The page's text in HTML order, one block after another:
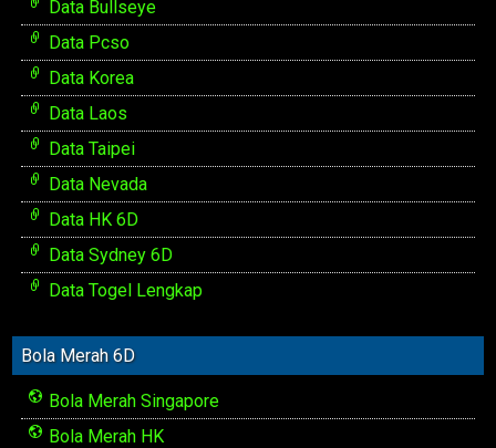
Data Bullseye
Data Pcso
Data Korea
Data Laos
Data Taipei
Data Nevada
Data HK 6D
Data Sydney 6D
Data Togel Lengkap
Bola Merah 6D
Bola Merah Singapore
Bola Merah HK